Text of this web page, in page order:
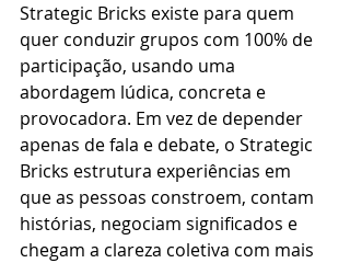
Strategic Bricks existe para quem
quer conduzir grupos com 100% de
participação, usando uma
abordagem lúdica, concreta e
provocadora. Em vez de depender
apenas de fala e debate, o Strategic
Bricks estrutura experiências em
que as pessoas constroem, contam
histórias, negociam significados e
chegam a clareza coletiva com mais